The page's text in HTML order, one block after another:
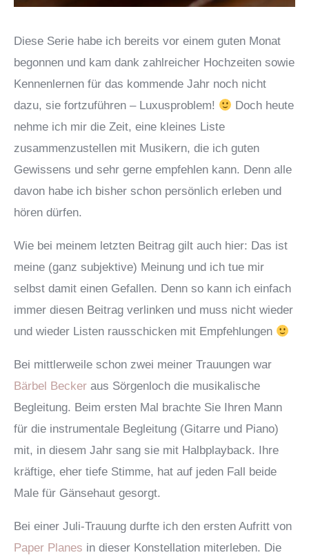
Diese Serie habe ich bereits vor einem guten Monat
begonnen und kam dank zahlreicher Hochzeiten sowie
Kennenlernen für das kommende Jahr noch nicht
dazu, sie fortzuführen – Luxusproblem!
Doch heute
nehme ich mir die Zeit, eine kleines Liste
zusammenzustellen mit Musikern, die ich guten
Gewissens und sehr gerne empfehlen kann. Denn alle
davon habe ich bisher schon persönlich erleben und
hören dürfen.
Wie bei meinem letzten Beitrag gilt auch hier: Das ist
meine (ganz subjektive) Meinung und ich tue mir
selbst damit einen Gefallen. Denn so kann ich einfach
immer diesen Beitrag verlinken und muss nicht wieder
und wieder Listen rausschicken mit Empfehlungen
Bei mittlerweile schon zwei meiner Trauungen war
Bärbel Becker aus Sörgenloch die musikalische
Begleitung. Beim ersten Mal brachte Sie Ihren Mann
für die instrumentale Begleitung (Gitarre und Piano)
mit, in diesem Jahr sang sie mit Halbplayback. Ihre
kräftige, eher tiefe Stimme, hat auf jeden Fall beide
Male für Gänsehaut gesorgt.
Bei einer Juli-Trauung durfte ich den ersten Aufritt von
Paper Planes in dieser Konstellation miterleben. Die